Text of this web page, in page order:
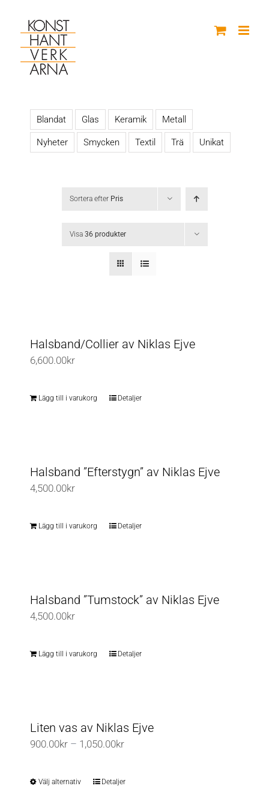
innehållet
Blandat Glas Keramik Metall
Nyheter Smycken Textil Trä Unikat
Sortera efter Pris
Visa 36 produkter
Halsband/Collier av Niklas Ejve
6,600.00kr
Lägg till i varukorg Detaljer
Halsband ”Efterstygn” av Niklas Ejve
4,500.00kr
Lägg till i varukorg Detaljer
Halsband ”Tumstock” av Niklas Ejve
4,500.00kr
Lägg till i varukorg Detaljer
Liten vas av Niklas Ejve
900.00kr – 1,050.00krPrisintervall:
till
Välj alternativ
DenDetaljer